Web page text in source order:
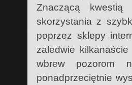
Znaczącą kwestią
skorzystania z
poprzez sklepy
zaledwie
wbrew pozorom
ponadprzeciętnie